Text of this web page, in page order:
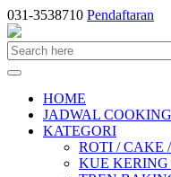
031-3538710 Pendaftaran
HOME
JADWAL COOKING
KATEGORI
ROTI / CAKE
KUE